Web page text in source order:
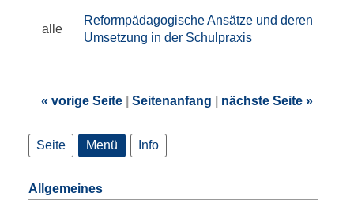
alle
Reformpädagogische Ansätze und deren
Umsetzung in der Schulpraxis
« vorige Seite| Seitenanfang nächste Seite »
Seite Menü Info
Allgemeines